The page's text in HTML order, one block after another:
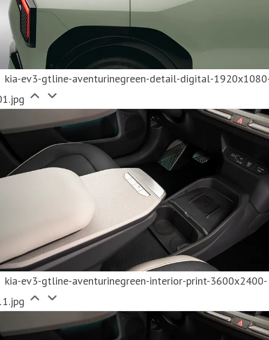
kia-ev3-gtline-aventurinegreen-detail-digital-
kia-ev3-gtline-aventurinegreen-interior-print-3600x2400-